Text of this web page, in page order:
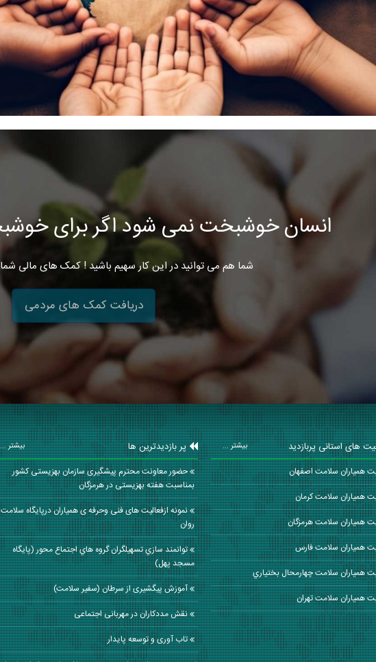
انسان خوشبخت نمی شود اگر برای
شما هم می توانید در این کار سهیم باشید ! کمک های مالی
دریافت کمک های مردمی
های استانی پربازدید بیشتر ...
همیاران سلامت اصفهان
همیاران سلامت كرمان
همیاران سلامت هرمزگان
همیاران سلامت فارس
همیاران سلامت چهارمحال بختياري
همیاران سلامت تهران
پر بازدیدترین ها بیشتر ...
حضور معاونت محترم پیشگیری سازمان بهزیستی کشور
بمناسبت هفته بهزیستی در هرمزگان
نمونه ازفعالیت های فنی وحرفه ی همیاران درپایگاه سلامت
روان
توانمند سازي تسهيلگران گروه هاي اجتماع محور (پايگاه
مسجد پهل)
آموزش پیگشیری از سرطان (سفیر سلامت)
نقش مددکاران در مهربانی اجتماعی
تاب‌ آوری و توسعه پایدار